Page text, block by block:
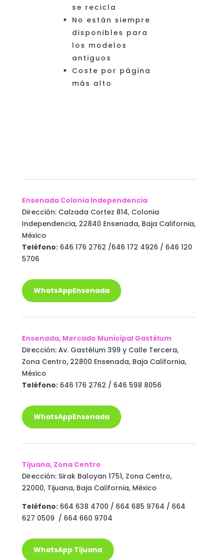
se recicla
No están siempre
disponibles para
los modelos
antiguos
Coste por página
más alto
Ensenada Colonia Independencia
Dirección: Calzada Cortez 814, Colonia
Independencia, 22840 Ensenada, Baja California,
México
Teléfono:646 176 2762 /646 172 4926 / 646 120
5706
WhatsAppEnsenada
Ensenada, Mercado Municipal Gastélum
Dirección: Av. Gastélum 399 y Calle Tercera,
Zona Centro, 22800 Ensenada, Baja California,
México
Teléfono:646 176 2762 / 646 598 8056
WhatsAppEnsenada
Tijuana, Zona Centro
Dirección: Sirak Baloyan 1751, Zona Centro,
22000, Tijuana, Baja California, México
Teléfono: 664 638 4700 / 664 685 9764 / 664
627 0509 / 664 660 9704
WhatsApp Tijuana